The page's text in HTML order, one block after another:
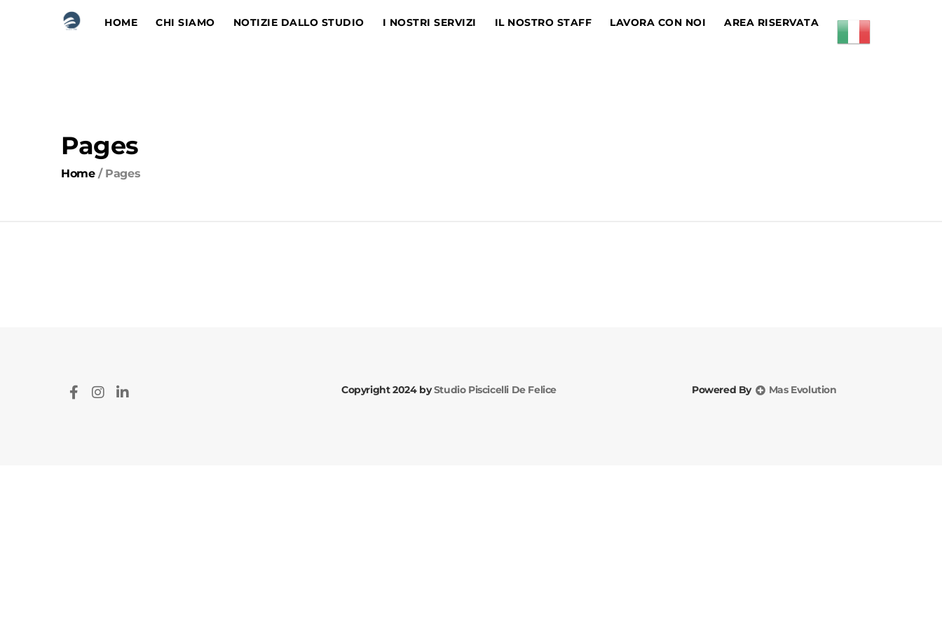
HOME CHI SIAMO NOTIZIE DALLO STUDIO I NOSTRI SERVIZI IL NOSTRO STAFF LAVORA CON NOI AREA RISERVATA
Pages
Home / Pages
Copyright 2024 byStudio Piscicelli De Felice Powered By Mas Evolution